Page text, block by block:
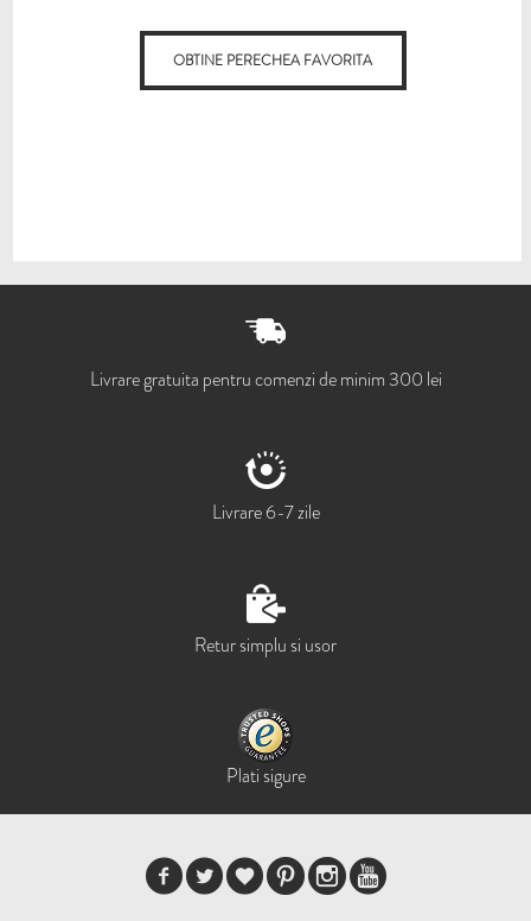
OBTINE PERECHEA FAVORITA
Livrare gratuita pentru comenzi de minim 300 lei
Livrare 6-7 zile
Retur simplu si usor
Plati sigure